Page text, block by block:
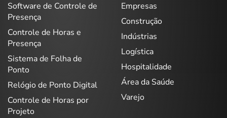
Software de Controle de
Presença
Controle de Horas e
Presença
Sistema de Folha de
Ponto
Relógio de Ponto Digital
Controle de Horas por
Projeto
Empresas
Construção
Indústrias
Logística
Hospitalidade
Área da Saúde
Varejo